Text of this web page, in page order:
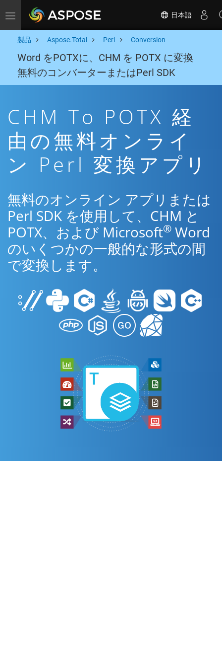
Toggle navigation 日本語
製品 Aspose.Total Perl Conversion
Word をPOTXに、CHM を POTX に変換
無料のコンバーターまたはPerl SDK
CHM To POTX 経
由の無料オンライ
ン Perl 変換アプリ
無料のオンライン アプリまたは
Perl SDK を使用して、CHM と
POTX、および Microsoft® Word
のいくつかの一般的な形式の間
で変換します。